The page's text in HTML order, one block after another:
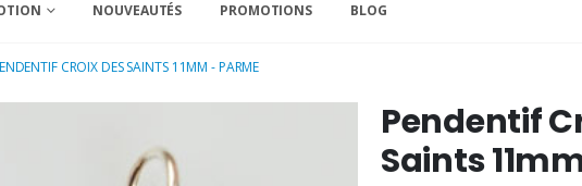
NOUVEAUTÉS PROMOTIONS BLOG
CROIX DES SAINTS 11MM - PARME
Pendentif
Saints